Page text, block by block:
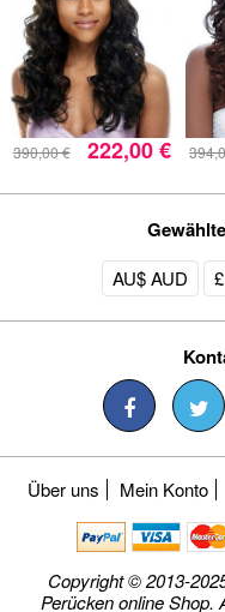
390,00 € 222,00 €
AU$ AUD
Über uns Mein Konto
Copyright © 2013-
Perücken online Shop.